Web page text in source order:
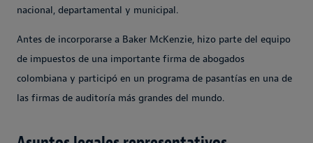
nacional, departamental y municipal.
Antes de incorporarse a Baker McKenzie, hizo parte del equipo
de impuestos de una importante firma de abogados
colombiana y participó en un programa de pasantías en una de
las firmas de auditoría más grandes del mundo.